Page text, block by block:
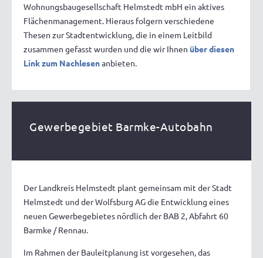
Wohnungsbaugesellschaft Helmstedt mbH ein aktives
Flächenmanagement. Hieraus folgern verschiedene
Thesen zur Stadtentwicklung, die in einem Leitbild
zusammen gefasst wurden und die wir Ihnen über diesen
Link zum Nachlesenanbieten.
Gewerbegebiet Barmke-Autobahn
Der Landkreis Helmstedt plant gemeinsam mit der Stadt
Helmstedt und der Wolfsburg AG die Entwicklung eines
neuen Gewerbegebietes nördlich der BAB 2, Abfahrt 60
Barmke / Rennau.
Im Rahmen der Bauleitplanung ist vorgesehen, das